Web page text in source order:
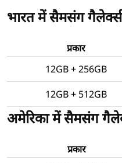
भारत में सैमसंग
प्रकार
12GB + 256GB
12GB + 512GB
अमेरिका में सैमसंग
प्रकार